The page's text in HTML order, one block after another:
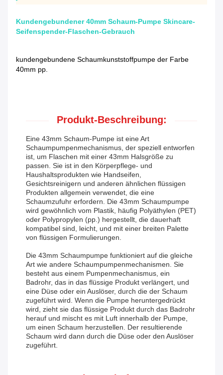
Kundengebundener 40mm Schaum-Pumpe Skincare-
Seifenspender-Flaschen-Gebrauch
kundengebundene Schaumkunststoffpumpe der Farbe
40mm pp.
Produkt-Beschreibung:
Eine 43mm Schaum-Pumpe ist eine Art
Schaumpumpenmechanismus, der speziell entworfen
ist, um Flaschen mit einer 43mm Halsgröße zu
passen. Sie ist in den Körperpflege- und
Haushaltsprodukten wie Handseifen,
Gesichtsreinigern und anderen ähnlichen flüssigen
Produkten allgemein verwendet, die eine
Schaumzufuhr erfordern. Die 43mm Schaumpumpe
wird gewöhnlich vom Plastik, häufig Polyäthylen (PET)
oder Polypropylen (pp.) hergestellt, die dauerhaft
kompatibel sind, leicht, und mit einer breiten Palette
von flüssigen Formulierungen.
Die 43mm Schaumpumpe funktioniert auf die gleiche
Art wie andere Schaumpumpenmechanismen. Sie
besteht aus einem Pumpenmechanismus, ein
Badrohr, das in das flüssige Produkt verlängert, und
eine Düse oder ein Auslöser, durch die der Schaum
zugeführt wird. Wenn die Pumpe heruntergedrückt
wird, zieht sie das flüssige Produkt durch das Badrohr
herauf und mischt es mit Luft innerhalb der Pumpe,
um einen Schaum herzustellen. Der resultierende
Schaum wird dann durch die Düse oder den Auslöser
zugeführt.